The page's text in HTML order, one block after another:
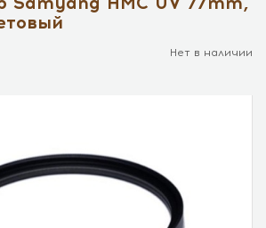
Нет в наличии